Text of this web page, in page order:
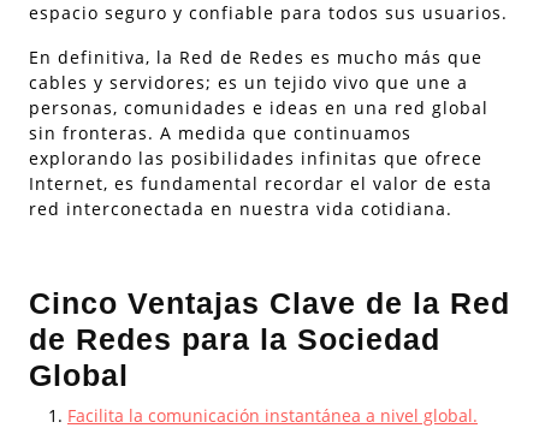
espacio seguro y confiable para todos sus usuarios.
En definitiva, la Red de Redes es mucho más que
cables y servidores; es un tejido vivo que une a
personas, comunidades e ideas en una red global
sin fronteras. A medida que continuamos
explorando las posibilidades infinitas que ofrece
Internet, es fundamental recordar el valor de esta
red interconectada en nuestra vida cotidiana.
Cinco Ventajas Clave de la Red
de Redes para la Sociedad
Global
Facilita la comunicación instantánea a nivel global.